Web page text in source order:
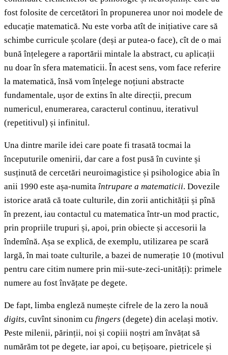
fost folosite de cercetători în propunerea unor noi modele de
educație matematică. Nu este vorba atît de inițiative care să
schimbe curricule școlare (deși ar putea-o face), cît de o mai
bună înțelegere a raportării mintale la abstract, cu aplicații
nu doar în sfera matematicii. În acest sens, vom face referire
la matematică, însă vom înțelege noțiuni abstracte
fundamentale, ușor de extins în alte direcții, precum
numericul, enumerarea, caracterul continuu, iterativul
(repetitivul) și infinitul.
Una dintre marile idei care poate fi trasată tocmai la
începuturile omenirii, dar care a fost pusă în cuvinte și
susținută de cercetări neuroimagistice și psihologice abia în
anii 1990 este așa-numita întrupare a matematicii. Dovezile
istorice arată că toate culturile, din zorii antichității și pînă
în prezent, iau contactul cu matematica într-un mod practic,
prin propriile trupuri și, apoi, prin obiecte și accesorii la
îndemînă. Așa se explică, de exemplu, utilizarea pe scară
largă, în mai toate culturile, a bazei de numerație 10 (motivul
pentru care citim numere prin mii-sute-zeci-unități): primele
numere au fost învățate pe degete.
De fapt, limba engleză numește cifrele de la zero la nouă
digits, cuvînt sinonim cu fingers (degete) din același motiv.
Peste milenii, părinții, noi și copiii noștri am învățat să
numărăm tot pe degete, iar apoi, cu bețișoare, pietricele și